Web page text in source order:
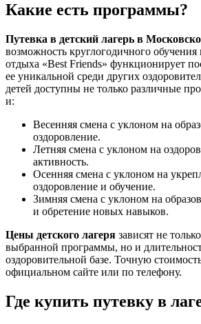
Какие есть программы?
Путевка в детский лагерь в
возможность круглогодичного обучения
отдыха «Best Friends» функционирует
ее уникальной среди других
детей доступны не только различные
и:
Весенняя смена с уклоном на
оздоровление.
Летняя смена с уклоном на
активность.
Осенняя смена с уклоном на
оздоровление и обучение.
Зимняя смена с уклоном на
и обретение новых навыков.
Цены детского лагеря зависят не
выбранной программы, но и
оздоровительной базе. Точную
официальном сайте или по телефону.
Где купить путевку в